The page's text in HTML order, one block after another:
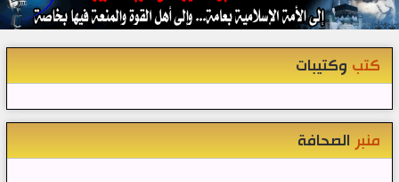
كتب وكتيبات
منبر الصحافة